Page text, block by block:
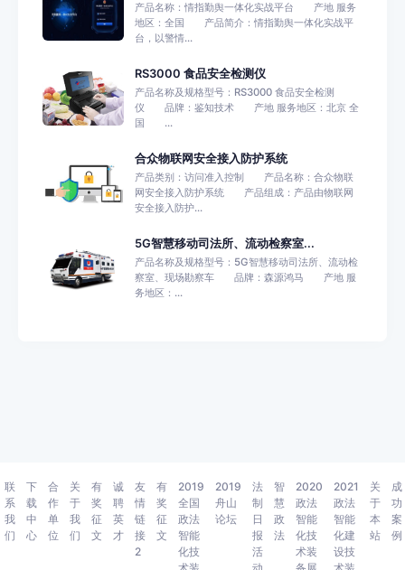
产品名称：情指勤舆一体化实战平台 产地 服务
地区：全国 产品简介：情指勤舆一体化实战平
台，以警情...
RS3000 食品安全检测仪
产品名称及规格型号：RS3000 食品安全检测
仪 品牌：鉴知技术 产地 服务地区：北京 全
国 ...
合众物联网安全接入防护系统
产品类别：访问准入控制 产品名称：合众物联
网安全接入防护系统 产品组成：产品由物联网
安全接入防护...
5G智慧移动司法所、流动检察室...
产品名称及规格型号：5G智慧移动司法所、流动检
察室、现场勘察车 品牌：森源鸿马 产地 服
务地区：...
联
系
我
们
下
载
中
心
合
作
单
位
关
于
我
们
有
奖
征
文
诚
聘
英
才
友
情
链
接
2
有
奖
征
文
2019
全国
政法
智能
化技
2019
舟山
论坛
法
制
日
报
活
智
慧
政
法
2020
政法
智能
化技
术装
2021
政法
智能
化建
设技
关
于
本
站
成
功
案
例